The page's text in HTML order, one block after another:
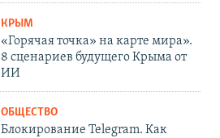
КРЫМ
«Горячая точка» на карте мира».
8 сценариев будущего Крыма от
ИИ
ОБЩЕСТВО
Блокирование Telegram. Как